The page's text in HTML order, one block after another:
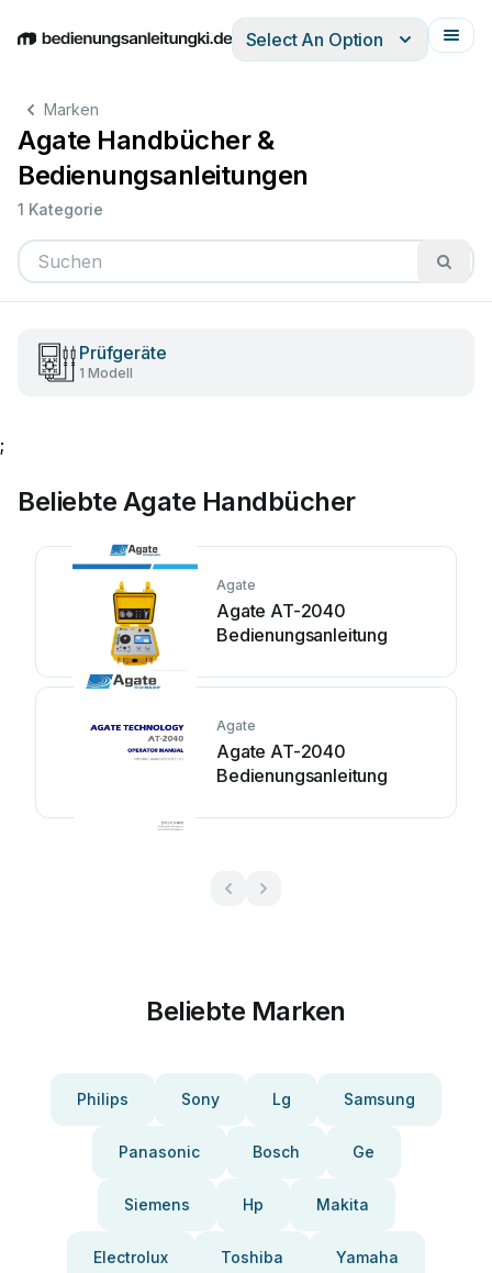
EnglishDeutschEspañolItalianoFrançais
Select An Option
Marken
Agate Handbücher &
Bedienungsanleitungen
1 Kategorie
Prüfgeräte
1 Modell
;
Beliebte Agate Handbücher
Agate
Agate AT-2040
Bedienungsanleitung
Agate
Agate AT-2040
Bedienungsanleitung
Beliebte Marken
Philips Sony Lg Samsung
Panasonic Bosch Ge
Siemens Hp Makita
Electrolux Toshiba Yamaha